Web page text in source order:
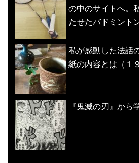
の中のサイトへ。
たせたバドミント
私が感動した法話
紙の内容とは（１
『鬼滅の刃』から